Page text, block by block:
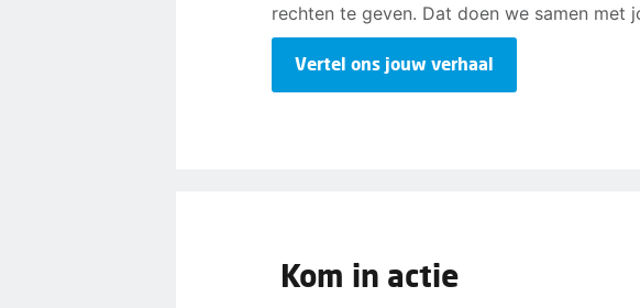
rechten te geven. Dat doen we samen met
Vertel ons jouw verhaal
Kom in actie